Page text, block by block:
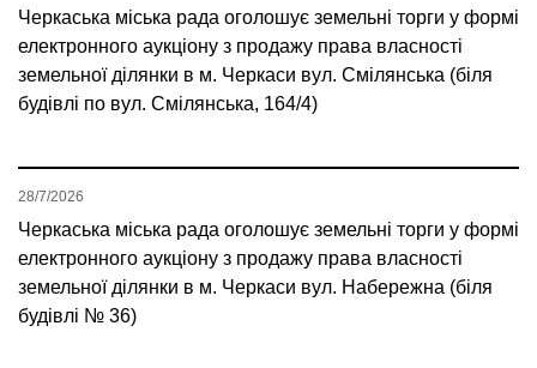
Черкаська міська рада оголошує земельні торги у формі
електронного аукціону з продажу права власності
земельної ділянки в м. Черкаси вул. Смілянська (біля
будівлі по вул. Смілянська, 164/4)
Черкаська міська рада оголошує земельні торги у формі
електронного аукціону з продажу права власності
земельної ділянки в м. Черкаси вул. Набережна (біля
будівлі № 36)
28/7/2026